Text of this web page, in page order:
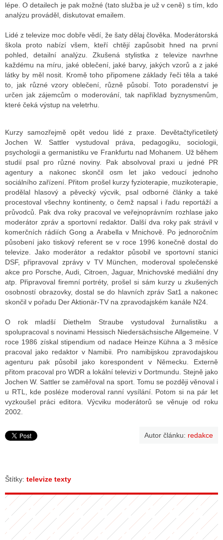
lépe. O detailech je pak možné (tato služba je už v ceně) s tím, kdo
analýzu prováděl, diskutovat emailem.
Lidé z televize moc dobře vědí, že šaty dělaj člověka. Moderátorská
škola proto nabízí všem, kteří chtějí zapůsobit hned na první
pohled, detailní analýzu. Zkušená stylistka z televize navrhne
každému na míru, jaké oblečení, jaké barvy, jakých vzorů a z jaké
látky by měl nosit. Kromě toho připomene základy řeči těla a také
to, jak různé vzory oblečení, různě působí. Toto poradenství je
určen jak zájemcům o moderování, tak například byznysmenům,
které čeká výstup na veletrhu.
Kurzy samozřejmě opět vedou lidé z praxe. Devětačtyřicetiletý
Jochen W. Sattler vystudoval práva, pedagogiku, sociologii,
psychologii a germanistiku ve Frankfurtu nad Mohanem. Už během
studií psal pro různé noviny. Pak absolvoval praxi u jedné PR
agentury a nakonec skončil osm let jako vedoucí jednoho
sociálního zařízení. Přitom prošel kurzy fyzioterapie, muzikoterapie,
prodělal hlasový a pěvecký výcvik, psal odborné články a také
procestoval všechny kontinenty, o čemž napsal i řadu reportáží a
průvodců. Pak dva roky pracoval ve veřejnoprávním rozhlase jako
moderátor zpráv a sportovní redaktor. Další dva roky pak strávil v
komerčních rádiích Gong a Arabella v Mnichově. Po jednoročním
působení jako tiskový referent se v roce 1996 konečně dostal do
televize. Jako moderátor a redaktor působil ve sportovní stanici
DSF, připravoval zprávy v TV München, moderoval společenské
akce pro Porsche, Audi, Citroen, Jaguar, Mnichovské mediální dny
atp. Připravoval firemní portréty, prošel si sám kurzy u zkušených
osobností obrazovky, dostal se do hlavních zpráv Sat1 a nakonec
skončil v pořadu Der Aktionär-TV na zpravodajském kanále N24.
O rok mladší Diethelm Straube vystudoval žurnalistiku a
spolupracoval s novinami Hessisch Niedersächsische Allgemeine. V
roce 1986 získal stipendium od nadace Heinze Kühna a 3 měsíce
pracoval jako redaktor v Namibii. Pro namibijskou zpravodajskou
agenturu pak působil jako korespondent v Německu. Externě
přitom pracoval pro WDR a lokální televizi v Dortmundu. Stejně jako
Jochen W. Sattler se zaměřoval na sport. Tomu se později věnoval i
u RTL, kde posléze moderoval ranní vysílání. Potom si na pár let
vyzkoušel práci editora. Výcviku moderátorů se věnuje od roku
2002.
Autor článku: redakce
Štítky: televize texty